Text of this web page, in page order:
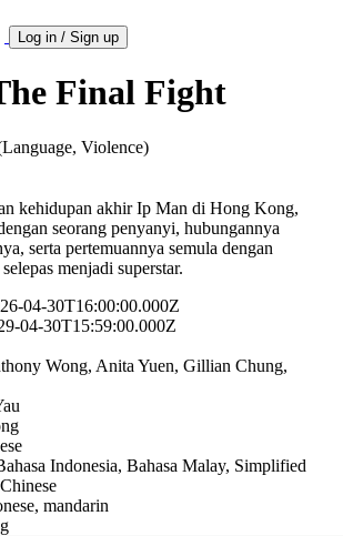
Log in / Sign up
Final Fight
Violence)
kehidupan akhir Ip Man di Hong Kong,
seorang penyanyi, hubungannya
serta pertemuannya semula dengan
menjadi superstar.
04-30T16:00:00.000Z
04-30T15:59:00.000Z
Wong, Anita Yuen, Gillian Chung,
Indonesia, Bahasa Malay, Simplified
mandarin